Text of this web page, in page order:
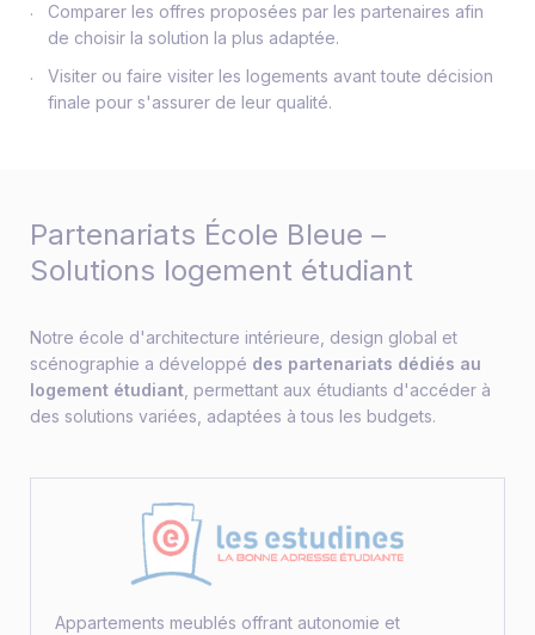
Comparer les offres proposées par les partenaires afin
de choisir la solution la plus adaptée.
Visiter ou faire visiter les logements avant toute décision
finale pour s'assurer de leur qualité.
Partenariats École Bleue –
Solutions logement étudiant
Notre école d'architecture intérieure, design global et
scénographie a développé des partenariats dédiés au
logement étudiant , permettant aux étudiants d'accéder à
des solutions variées, adaptées à tous les budgets.
Appartements meublés offrant autonomie et